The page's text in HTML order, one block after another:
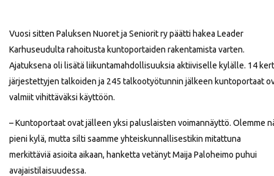
Vuosi sitten Paluksen Nuoret ja Seniorit ry päätti hakea Leader
Karhuseudulta rahoitusta kuntoportaiden rakentamista varten.
Ajatuksena oli lisätä liikuntamahdollisuuksia aktiiviselle kylälle. 14
järjestettyjen talkoiden ja 245 talkootyötunnin jälkeen kuntoportaat
valmiit vihittäväksi käyttöön.
– Kuntoportaat ovat jälleen yksi paluslaisten voimannäyttö. Olemme
pieni kylä, mutta silti saamme yhteiskunnallisestikin mitattuna
merkittäviä asioita aikaan, hanketta vetänyt Maija Paloheimo puhui
avajaistilaisuudessa.